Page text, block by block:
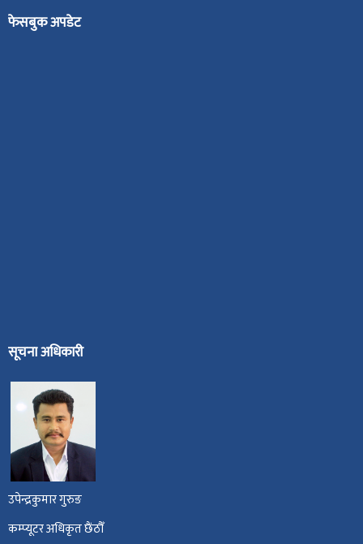
फेसबुक अपडेट
सूचना अधिकारी
उपेन्द्रकुमार गुरुङ
कम्प्यूटर अधिकृत छैंठौँ